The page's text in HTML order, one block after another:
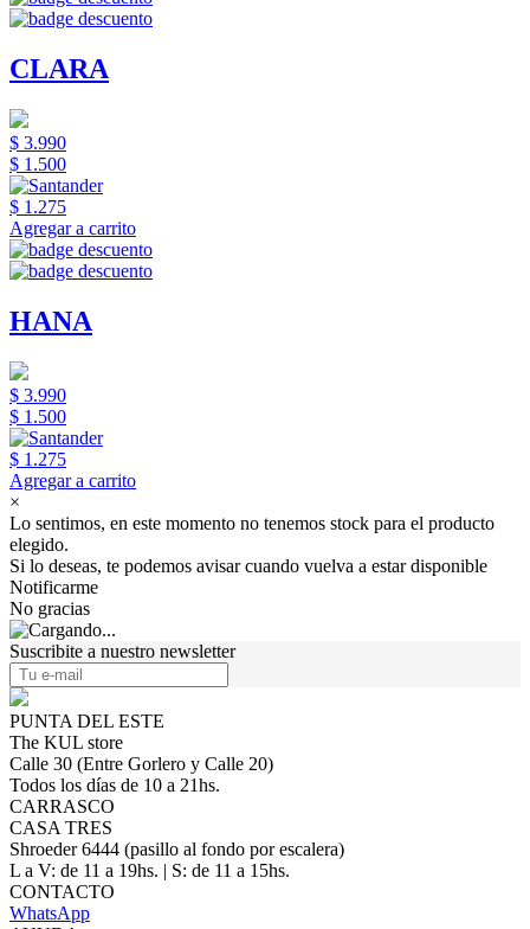
CLARA
$ 3.990
$ 1.500
$ 1.275
Agregar a carrito
HANA
$ 3.990
$ 1.500
$ 1.275
Agregar a carrito
×
Lo sentimos, en este momento no tenemos stock para el producto
elegido.
Si lo deseas, te podemos avisar cuando vuelva a estar disponible
Notificarme
No gracias
Suscribite a nuestro newsletter
PUNTA DEL ESTE
The KUL store
Calle 30 (Entre Gorlero y Calle 20)
Todos los días de 10 a 21hs.
CARRASCO
CASA TRES
Shroeder 6444 (pasillo al fondo por escalera)
L a V: de 11 a 19hs. | S: de 11 a 15hs.
CONTACTO
WhatsApp